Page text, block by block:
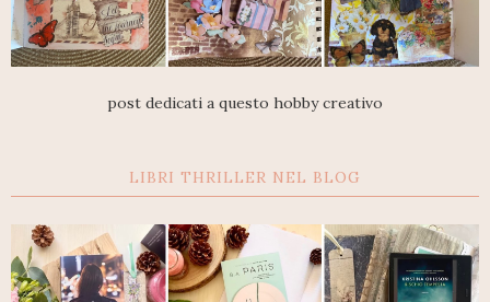
post dedicati a questo hobby creativo
LIBRI THRILLER NEL BLOG